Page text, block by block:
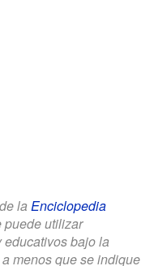
la Enciclopedia
puede utilizar
bajo la
a menos que se indique